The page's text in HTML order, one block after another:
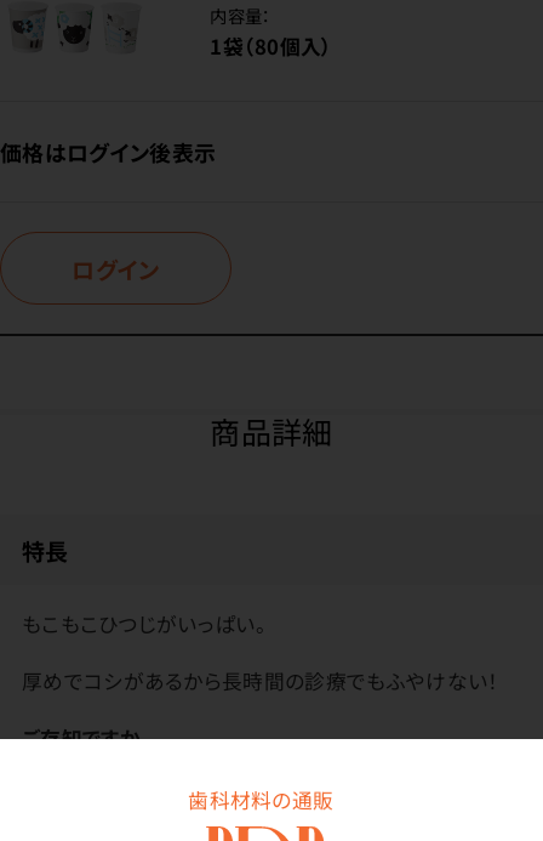
歯科材料の通販
内容量：
1袋（80個入）
価格はログイン後表示
ログイン
商品詳細
特長
もこもこひつじがいっぱい。
厚めでコシがあるから長時間の診療でもふやけない！
ご存知ですか
プには「食品、添加物等の規格基準第3」という検査を通